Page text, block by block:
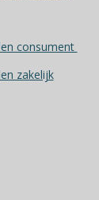
consument
zakelijk